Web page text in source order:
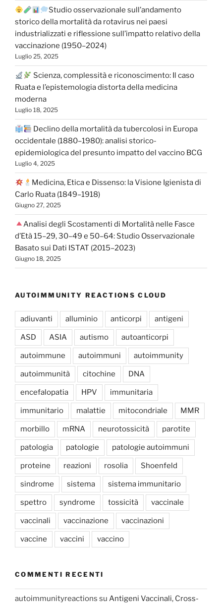
Studio osservazionale sull’andamento
storico della mortalità da rotavirus nei paesi
industrializzati e riflessione sull’impatto relativo della
vaccinazione (1950–2024)
Luglio 25, 2025
Scienza, complessità e riconoscimento: Il caso
Ruata e l’epistemologia distorta della medicina
moderna
Luglio 18, 2025
Declino della mortalità da tubercolosi in Europa
occidentale (1880–1980): analisi storico-
epidemiologica del presunto impatto del vaccino BCG
Luglio 4, 2025
Medicina, Etica e Dissenso: la Visione Igienista di
Carlo Ruata (1849–1918)
Giugno 27, 2025
Analisi degli Scostamenti di Mortalità nelle Fasce
d’Età 15–29, 30–49 e 50–64: Studio Osservazionale
Basato sui Dati ISTAT (2015–2023)
Giugno 18, 2025
AUTOIMMUNITY REACTIONS CLOUD
adiuvanti alluminio anticorpi antigeni
ASD ASIA autismo autoanticorpi
autoimmune autoimmuni autoimmunity
autoimmunità citochine DNA
encefalopatia HPV immunitaria
immunitario malattie mitocondriale MMR
morbillo mRNA neurotossicità parotite
patologia patologie patologie autoimmuni
proteine reazioni rosolia Shoenfeld
sindrome sistema sistema immunitario
spettro syndrome tossicità vaccinale
vaccinali vaccinazione vaccinazioni
vaccine vaccini vaccino
COMMENTI RECENTI
autoimmunityreactions su Antigeni Vaccinali, Cross-